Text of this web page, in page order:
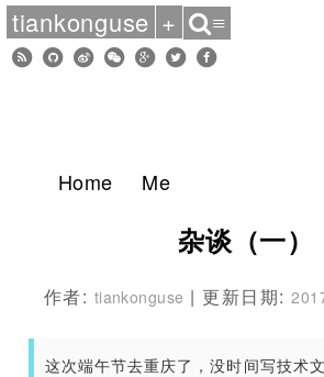
Home Me
杂谈（一）
作者: tiankonguse | 更新日期:
这次端午节去重庆了，没时间写技术
tiankonguse + ≡